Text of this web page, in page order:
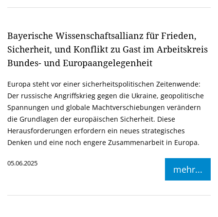
Bayerische Wissenschaftsallianz für Frieden,
Sicherheit, und Konflikt zu Gast im Arbeitskreis
Bundes- und Europaangelegenheit
Europa steht vor einer sicherheitspolitischen Zeitenwende:
Der russische Angriffskrieg gegen die Ukraine, geopolitische
Spannungen und globale Machtverschiebungen verändern
die Grundlagen der europäischen Sicherheit. Diese
Herausforderungen erfordern ein neues strategisches
Denken und eine noch engere Zusammenarbeit in Europa.
05.06.2025
mehr...